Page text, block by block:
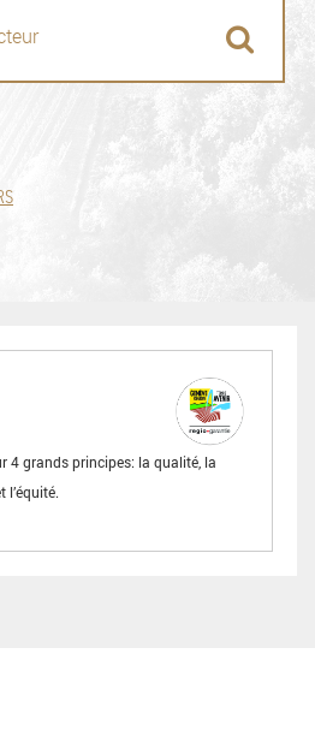
4 grands principes: la qualité, la
l’équité.